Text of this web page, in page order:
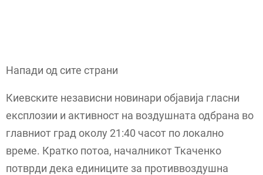
Напади од сите страни
Киевските независни новинари објавија гласни
експлозии и активност на воздушната одбрана во
главниот град околу 21:40 часот по локално
време. Кратко потоа, началникот Ткаченко
потврди дека единиците за противвоздушна